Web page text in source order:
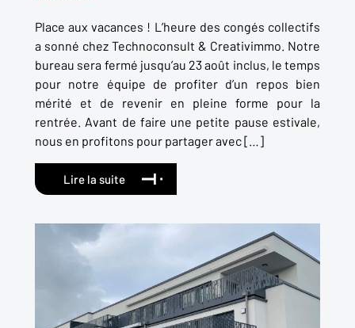
Place aux vacances ! L’heure des congés collectifs
a sonné chez Technoconsult & Creativimmo. Notre
bureau sera fermé jusqu’au 23 août inclus, le temps
pour notre équipe de profiter d’un repos bien
mérité et de revenir en pleine forme pour la
rentrée. Avant de faire une petite pause estivale,
nous en profitons pour partager avec […]
Lire la suite